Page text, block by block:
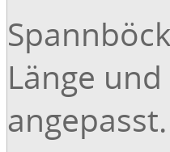
Länge
angepasst.